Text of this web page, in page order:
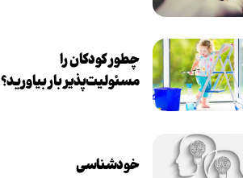
چطور کودکان را
مسئولیت‌پذیر بار بیاورید؟
خودشناسی